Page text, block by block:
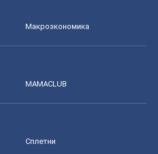
Mакроэкономика
MAMACLUB
Сплетни